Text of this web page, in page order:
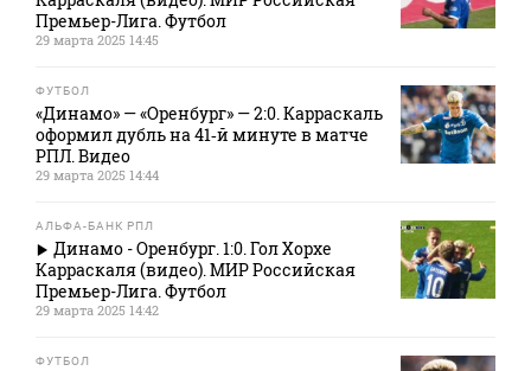
Премьер-Лига. Футбол
29 марта 2025 14:45
ФУТБОЛ
«Динамо» — «Оренбург» — 2:0. Карраскаль
оформил дубль на 41‑й минуте в матче
РПЛ. Видео
29 марта 2025 14:44
АЛЬФА-БАНК РПЛ
Динамо - Оренбург. 1:0. Гол Хорхе
Карраскаля (видео). МИР Российская
Премьер-Лига. Футбол
29 марта 2025 14:42
ФУТБОЛ